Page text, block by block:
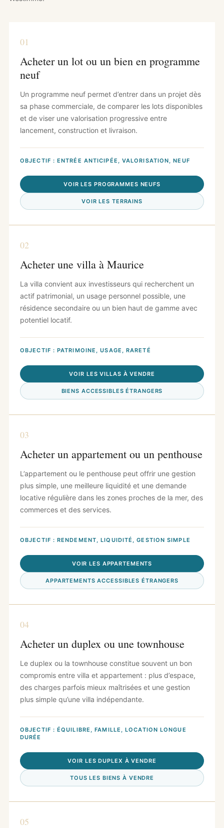
01
Acheter un lot ou un bien en programme
neuf
Un programme neuf permet d’entrer dans un projet dès
sa phase commerciale, de comparer les lots disponibles
et de viser une valorisation progressive entre
lancement, construction et livraison.
OBJECTIF : ENTRÉE ANTICIPÉE, VALORISATION, NEUF
VOIR LES PROGRAMMES NEUFS
VOIR LES TERRAINS
02
Acheter une villa à Maurice
La villa convient aux investisseurs qui recherchent un
actif patrimonial, un usage personnel possible, une
résidence secondaire ou un bien haut de gamme avec
potentiel locatif.
OBJECTIF : PATRIMOINE, USAGE, RARETÉ
VOIR LES VILLAS À VENDRE
BIENS ACCESSIBLES ÉTRANGERS
03
Acheter un appartement ou un penthouse
L’appartement ou le penthouse peut offrir une gestion
plus simple, une meilleure liquidité et une demande
locative régulière dans les zones proches de la mer, des
commerces et des services.
OBJECTIF : RENDEMENT, LIQUIDITÉ, GESTION SIMPLE
VOIR LES APPARTEMENTS
APPARTEMENTS ACCESSIBLES ÉTRANGERS
04
Acheter un duplex ou une townhouse
Le duplex ou la townhouse constitue souvent un bon
compromis entre villa et appartement : plus d’espace,
des charges parfois mieux maîtrisées et une gestion
plus simple qu’une villa indépendante.
OBJECTIF : ÉQUILIBRE, FAMILLE, LOCATION LONGUE
DURÉE
VOIR LES DUPLEX À VENDRE
TOUS LES BIENS À VENDRE
05